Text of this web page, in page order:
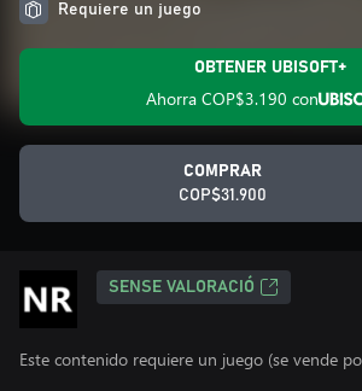
Requiere un juego
OBTENER UBISOFT+
Ahorra COP$3.190 con
COMPRAR
COP$31.900
SENSE VALORACIÓ
Este contenido requiere un juego (se vende